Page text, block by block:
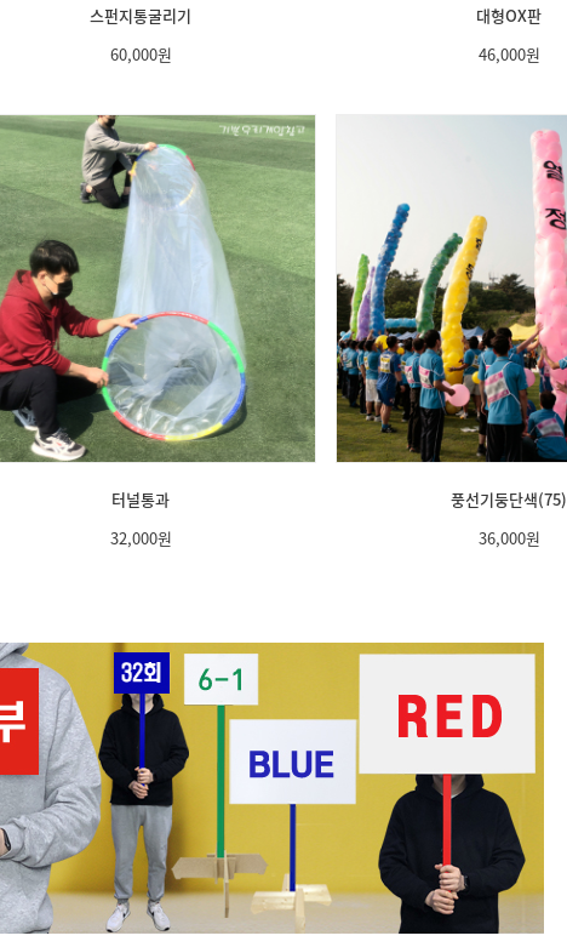
스펀지통굴리기
60,000원
대형OX판
46,000원
터널통과
32,000원
풍선기둥단색(75)
36,000원